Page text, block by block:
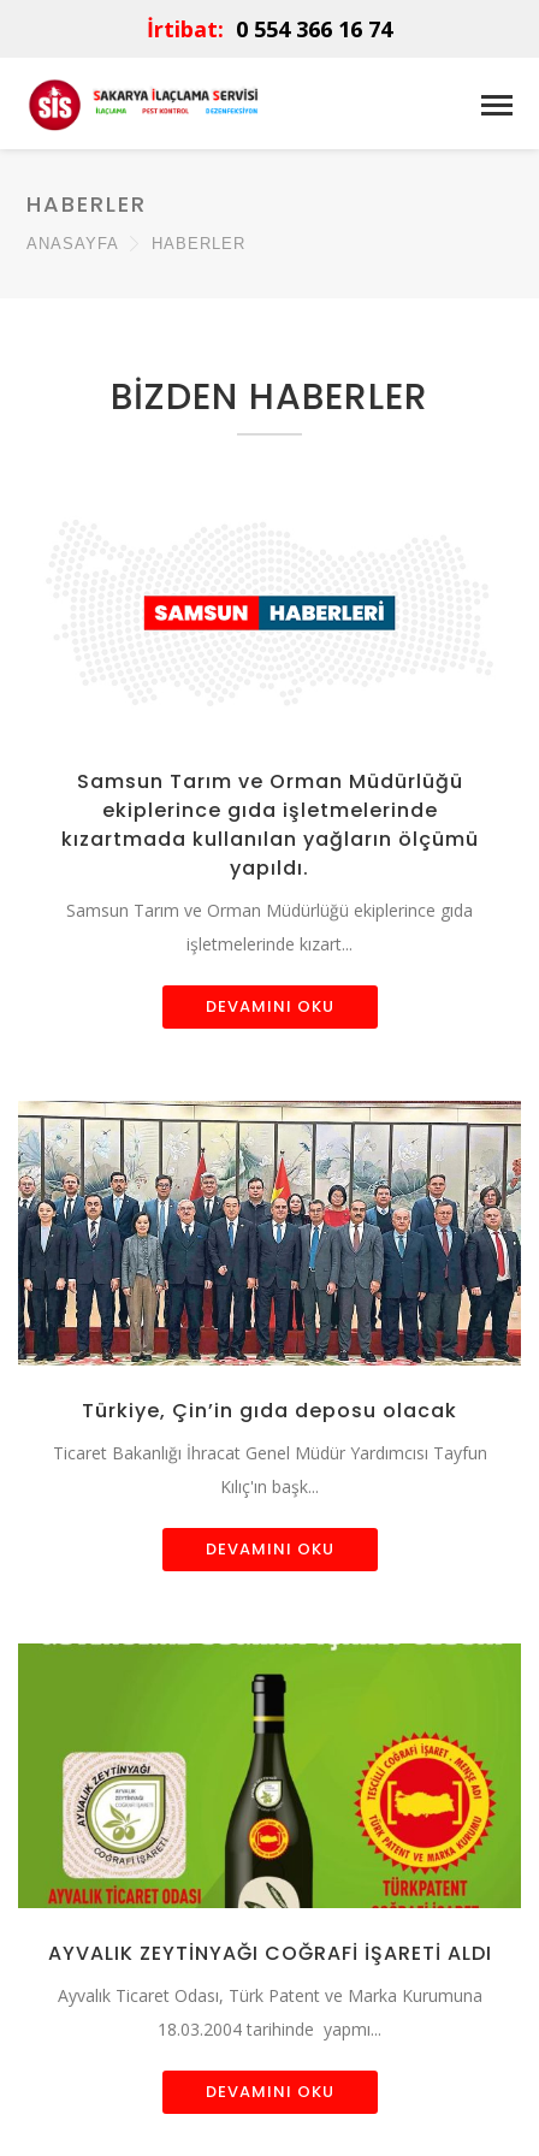
İrtibat: 0 554 366 16 74
HABERLER
ANASAYFA HABERLER
BİZDEN HABERLER
Samsun Tarım ve Orman Müdürlüğü
ekiplerince gıda işletmelerinde
kızartmada kullanılan yağların ölçümü
yapıldı.
Samsun Tarım ve Orman Müdürlüğü ekiplerince gıda
işletmelerinde kızart...
DEVAMINI OKU
Türkiye, Çin’in gıda deposu olacak
Ticaret Bakanlığı İhracat Genel Müdür Yardımcısı Tayfun
Kılıç'ın başk...
DEVAMINI OKU
AYVALIK ZEYTİNYAĞI COĞRAFİ İŞARETİ ALDI
Ayvalık Ticaret Odası, Türk Patent ve Marka Kurumuna
18.03.2004 tarihinde yapmı...
DEVAMINI OKU